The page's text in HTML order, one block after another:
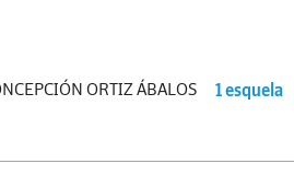
ORTIZ ÁBALOS 1 esquela